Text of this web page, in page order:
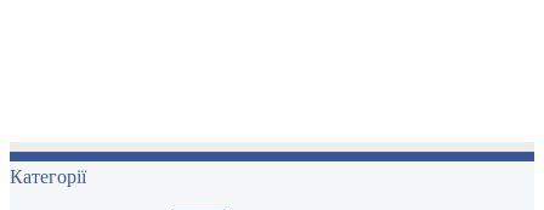
Категорії